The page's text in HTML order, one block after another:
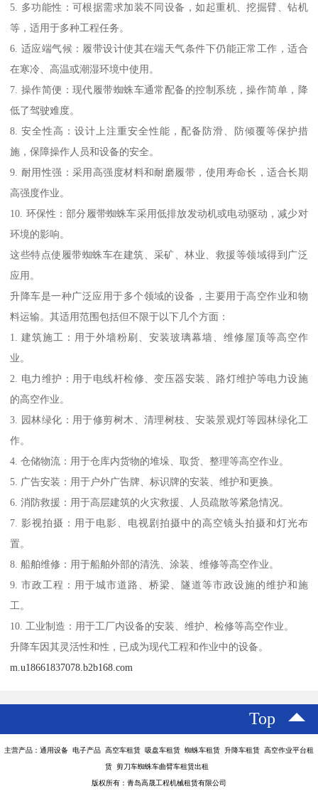
5. 多功能性：可根据需求加装不同设备，如起重机、挖掘臂、钻机
等，适用于多种工程任务。
6. 适应端气候：履带设计使其在端天气条件下仍能正常工作，适合
在寒冷、高温或潮湿环境中使用。
7. 操作简便：现代履带蜘蛛车通常配备的控制系统，操作简单，降
低了驾驶难度。
8. 安全性高：设计上注重安全性能，配备防滑、防倾覆等保护措
施，保障操作人员和设备的安全。
9. 耐用性强：采用高强度材料和耐磨履带，使用寿命长，适合长期
高强度作业。
10. 环保性：部分履带蜘蛛车采用低排放发动机或电动驱动，减少对
环境的影响。
这些特点使履带蜘蛛车在建筑、采矿、林业、救援等领域得到广泛
应用。
升降车是一种广泛应用于多个领域的设备，主要用于高空作业和物
料运输。其适用范围包括但不限于以下几个方面：
1. 建筑施工：用于外墙粉刷、安装玻璃幕墙、维修屋顶等高空作
业。
2. 电力维护：用于电线杆检修、变压器安装、路灯维护等电力设施
的高空作业。
3. 园林绿化：用于修剪树木、清理树枝、安装景观灯等园林绿化工
作。
4. 仓储物流：用于仓库内货物的堆垛、取货、整理等高空作业。
5. 广告安装：用于户外广告牌、标识牌的安装、维护和更换。
6. 消防救援：用于高层建筑的火灾救援、人员疏散等紧急情况。
7. 影视拍摄：用于电影、电视剧拍摄中的高空镜头拍摄和灯光布
置。
8. 船舶维修：用于船舶外部的清洗、涂装、维修等高空作业。
9. 市政工程：用于城市道路、桥梁、隧道等市政设施的维护和施
工。
10. 工业制造：用于工厂内设备的安装、维护、检修等高空作业。
升降车因其灵活性和性，已成为现代工程和作业中的设备。
m.u18661837078.b2b168.com
Top
主营产品：通用设备 电子产品 高空车租赁 吸盘车租赁 蜘蛛车租赁 升降车租赁 高空作业平台租
赁 剪刀车蜘蛛车曲臂车租赁出租
版权所有：青岛高晟工程机械租赁有限公司